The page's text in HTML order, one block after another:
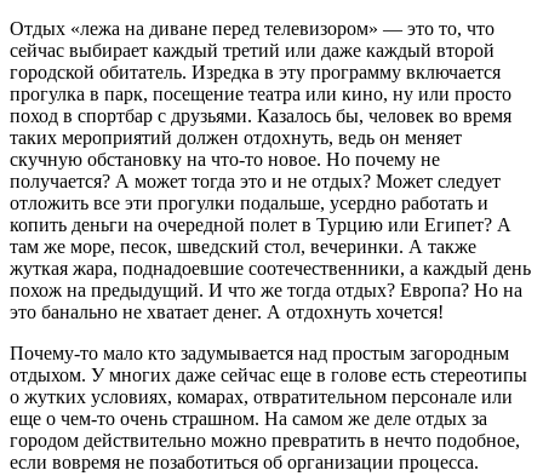
Отдых «лежа на диване перед телевизором» — это то, что
сейчас выбирает каждый третий или даже каждый второй
городской обитатель. Изредка в эту программу включается
прогулка в парк, посещение театра или кино, ну или просто
поход в спортбар с друзьями. Казалось бы, человек во время
таких мероприятий должен отдохнуть, ведь он меняет
скучную обстановку на что-то новое. Но почему не
получается? А может тогда это и не отдых? Может следует
отложить все эти прогулки подальше, усердно работать и
копить деньги на очередной полет в Турцию или Египет? А
там же море, песок, шведский стол, вечеринки. А также
жуткая жара, поднадоевшие соотечественники, а каждый день
похож на предыдущий. И что же тогда отдых? Европа? Но на
это банально не хватает денег. А отдохнуть хочется!
Почему-то мало кто задумывается над простым загородным
отдыхом. У многих даже сейчас еще в голове есть стереотипы
о жутких условиях, комарах, отвратительном персонале или
еще о чем-то очень страшном. На самом же деле отдых за
городом действительно можно превратить в нечто подобное,
если вовремя не позаботиться об организации процесса.